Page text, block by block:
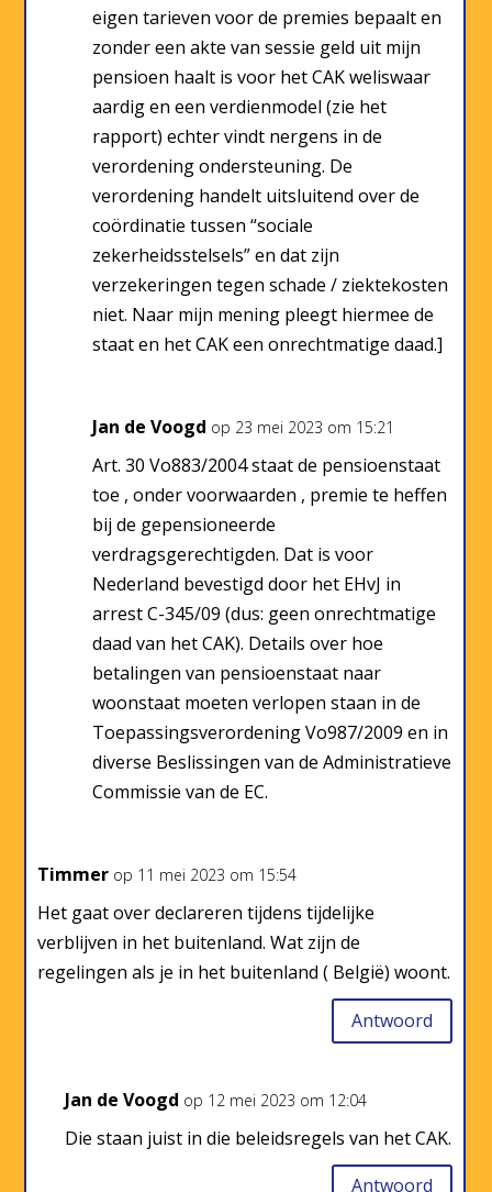
eigen tarieven voor de premies bepaalt en
zonder een akte van sessie geld uit mijn
pensioen haalt is voor het CAK weliswaar
aardig en een verdienmodel (zie het
rapport) echter vindt nergens in de
verordening ondersteuning. De
verordening handelt uitsluitend over de
coördinatie tussen “sociale
zekerheidsstelsels” en dat zijn
verzekeringen tegen schade / ziektekosten
niet. Naar mijn mening pleegt hiermee de
staat en het CAK een onrechtmatige daad.]
Jan de Voogd op 23 mei 2023 om 15:21
Art. 30 Vo883/2004 staat de pensioenstaat
toe , onder voorwaarden , premie te heffen
bij de gepensioneerde
verdragsgerechtigden. Dat is voor
Nederland bevestigd door het EHvJ in
arrest C-345/09 (dus: geen onrechtmatige
daad van het CAK). Details over hoe
betalingen van pensioenstaat naar
woonstaat moeten verlopen staan in de
Toepassingsverordening Vo987/2009 en in
diverse Beslissingen van de Administratieve
Commissie van de EC.
Timmer op 11 mei 2023 om 15:54
Het gaat over declareren tijdens tijdelijke
verblijven in het buitenland. Wat zijn de
regelingen als je in het buitenland ( België) woont.
Antwoord
Jan de Voogd op 12 mei 2023 om 12:04
Die staan juist in die beleidsregels van het CAK.
Antwoord